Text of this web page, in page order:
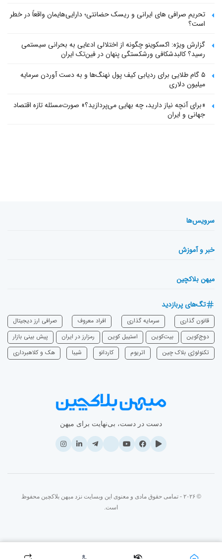
تحریم صرافی های ایرانی و ریسک حضانتی؛ دارایی‌هایمان واقعاً در خطر
است؟
گزارش ویژه: اکسکوینو چگونه از اختلالی ادعایی به بحرانی سیستمی
رسید؟ کالبدشکافی ورشکستگی پنهان در فین‌تک ایران
۵ گام طلایی برای ردیابی کیف پول‌ نهنگ‌ها و به دست آوردن سرمایه
میلیون دلاری
«برای آنچه نیاز دارید، چه بهایی می‌پردازید؟» صورت‌مسئله تازه اقتصاد
جهانی و ایران
سرویس‌ها
خبر و آموزش
میهن بلاکچین
تگ‌های پربازدید
قانون گذاری سرمایه‌ گذاری افراد معروف
صرافی ارز دیجیتال
دوج‌کوین
بیت‌کوین استیبل کوین رمزارز در ایران
پیش بینی بازار
تکنولوژی بلاک چین
اتریوم ‌کاردانو شیبا هک و کلاهبرداری
دست در دست، بی‌نهایت برای میهن
© ۲۰۲۶ - تمامی حقوق مادی و معنوی این وبسایت نزد میهن بلاکچین محفوظ
است.